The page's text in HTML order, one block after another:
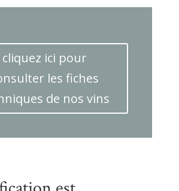
cliquez ici pour
les fiches
de nos vins